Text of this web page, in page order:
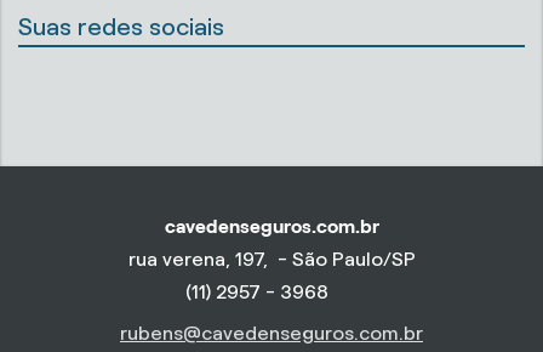
Suas redes sociais
cavedenseguros.com.br
rua verena, 197, - São Paulo/SP
(11) 2957 - 3968
rubens@cavedenseguros.com.br